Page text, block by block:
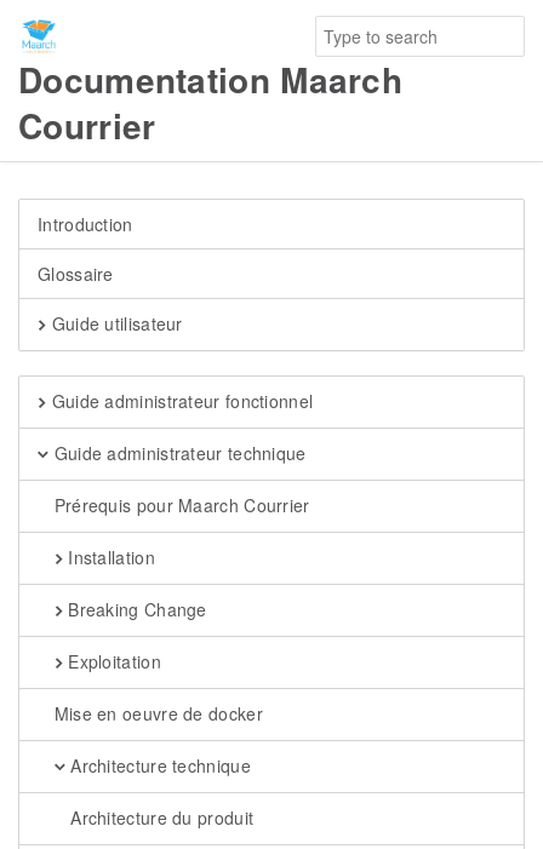
Documentation Maarch
Courrier
Introduction
Glossaire
Guide utilisateur
Guide administrateur fonctionnel
Guide administrateur technique
Prérequis pour Maarch Courrier
Installation
Breaking Change
Exploitation
Mise en oeuvre de docker
Architecture technique
Architecture du produit